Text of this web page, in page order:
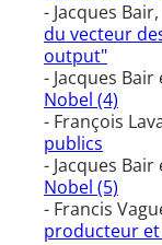
- Jacques
du vecteur
output"
- Jacques
Nobel (4)
- François
publics
- Jacques
Nobel (5)
- Francis
producteur